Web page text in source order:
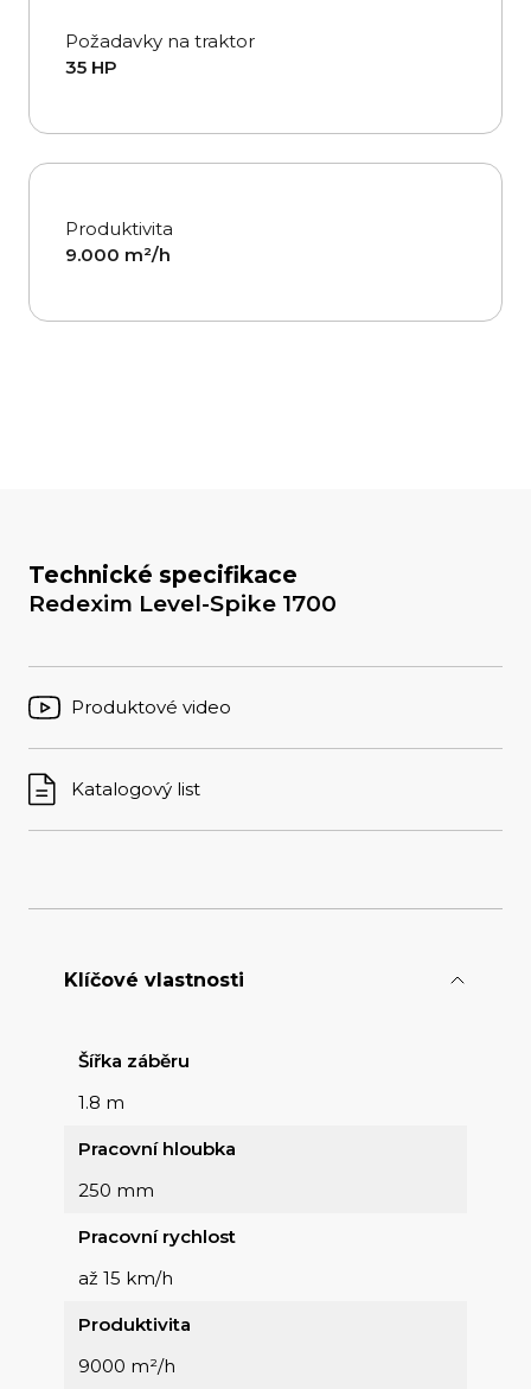
Požadavky na traktor
35 HP
Produktivita
9.000 m²/h
Technické specifikace
Redexim Level-Spike 1700
Produktové video
Katalogový list
Klíčové vlastnosti
Šířka záběru
1.8 m
Pracovní hloubka
250 mm
Pracovní rychlost
až 15 km/h
Produktivita
9000 m²/h